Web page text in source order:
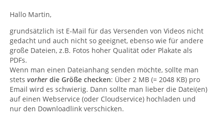
Hallo Martin,
grundsätzlich ist E-Mail für das Versenden von Videos nicht
gedacht und auch nicht so geeignet, ebenso wie für andere
große Dateien, z.B. Fotos hoher Qualität oder Plakate als
PDFs.
Wenn man einen Dateianhang senden möchte, sollte man
stets vorher die Größe checken: Über 2 MB (= 2048 KB) pro
Email wird es schwierig. Dann sollte man lieber die Datei(en)
auf einen Webservice (oder Cloudservice) hochladen und
nur den Downloadlink verschicken.